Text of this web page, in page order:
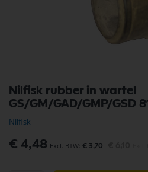
Nilfisk rubber in wartel
GS/GM/GAD/GMP/GSD
Nilfisk
Speciale
€ 4,48 € 3,70
naar
het
van
afbeeldingen-